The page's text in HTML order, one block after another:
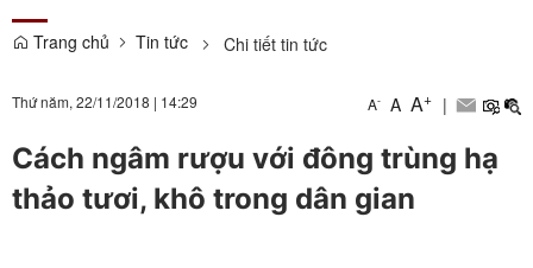
Trang chủ Tin tức Chi tiết tin tức
Thứ năm, 22/11/2018 | 14:29 A- A A+ |
Cách ngâm rượu với đông trùng hạ
thảo tươi, khô trong dân gian